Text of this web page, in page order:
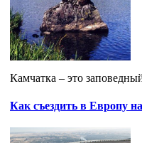
Камчатка – это
Как съездить в Европу